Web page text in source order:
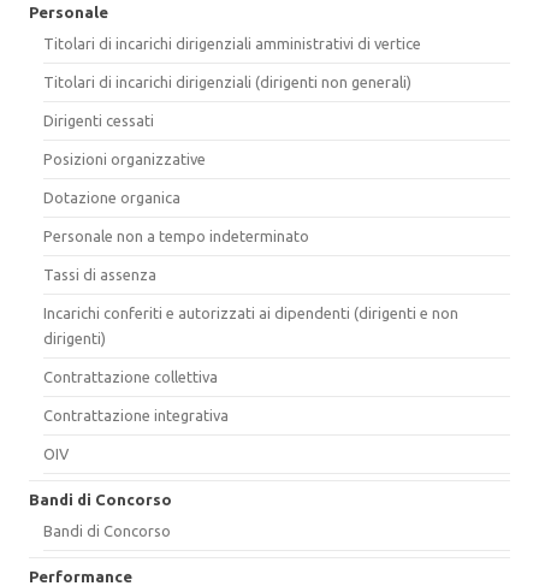
Personale
Titolari di incarichi dirigenziali amministrativi di vertice
Titolari di incarichi dirigenziali (dirigenti non generali)
Dirigenti cessati
Posizioni organizzative
Dotazione organica
Personale non a tempo indeterminato
Tassi di assenza
Incarichi conferiti e autorizzati ai dipendenti (dirigenti e non
dirigenti)
Contrattazione collettiva
Contrattazione integrativa
OIV
Bandi di Concorso
Bandi di Concorso
Performance